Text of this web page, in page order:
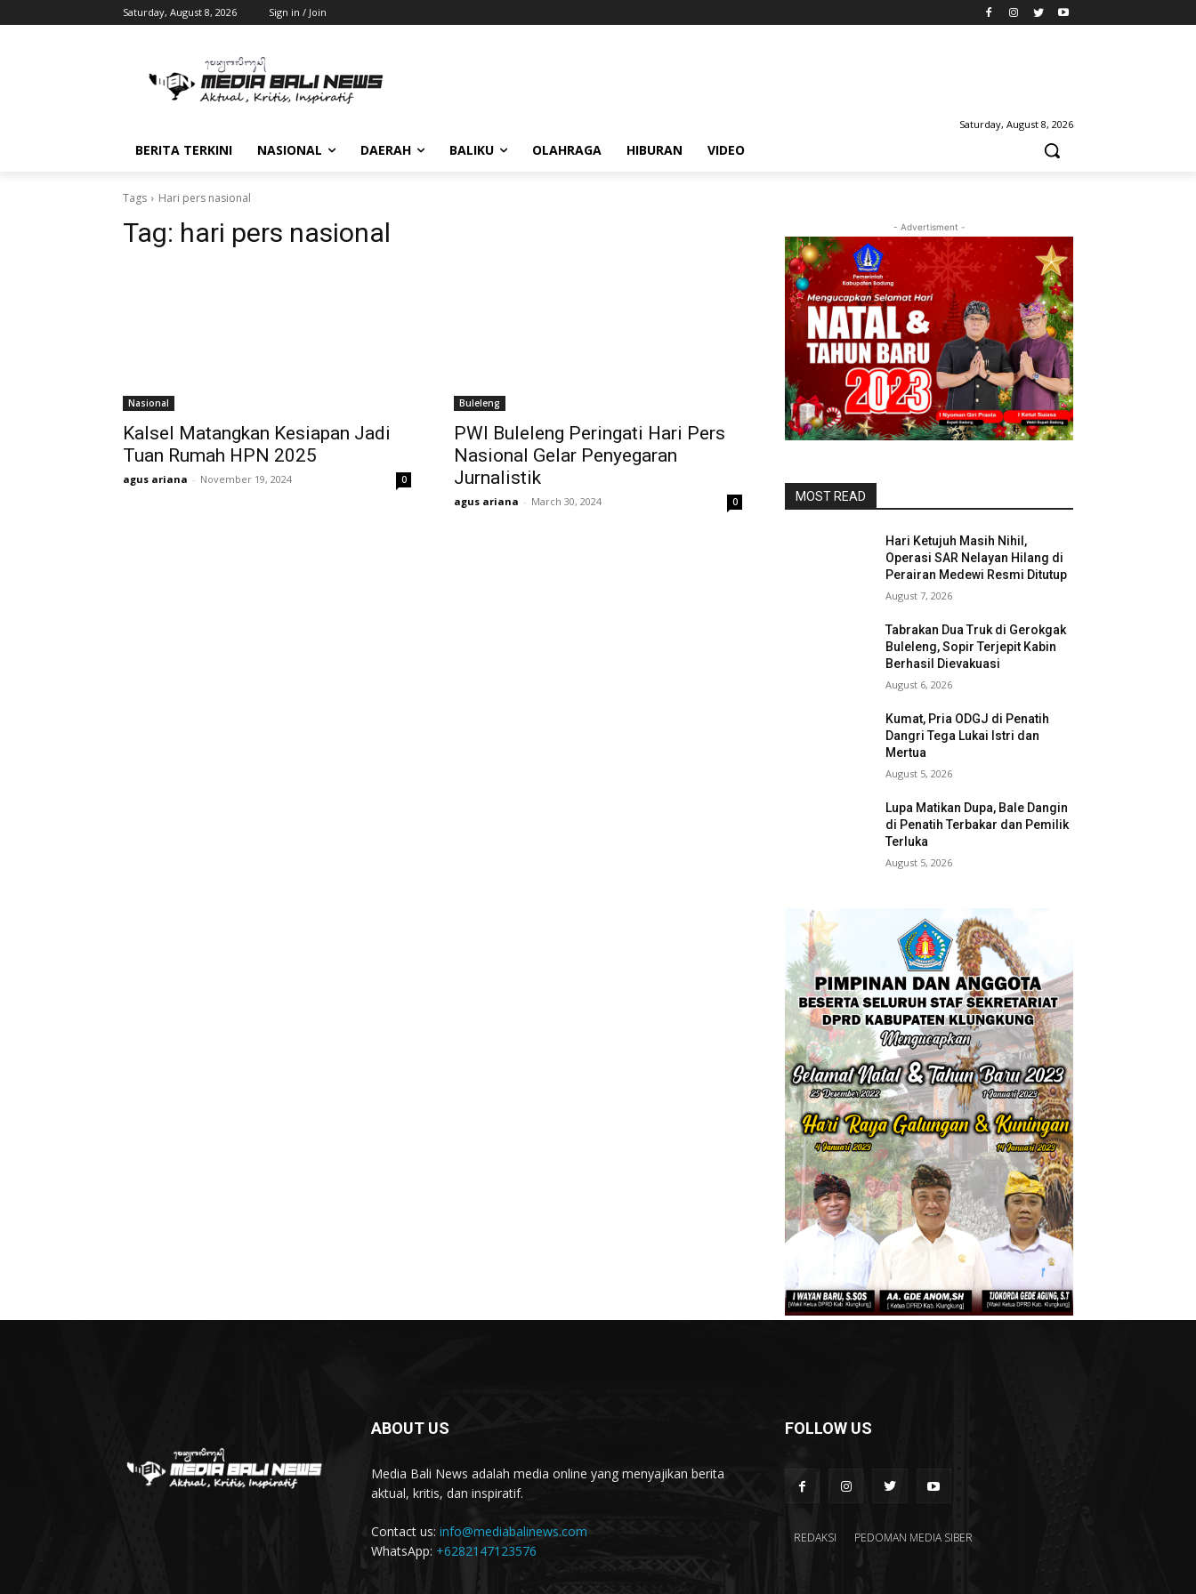
Saturday, August 8, 2026 Sign in / Join
Saturday, August 8, 2026
BERITA TERKINI NASIONAL DAERAH BALIKU OLAHRAGA HIBURAN VIDEO
Tags Hari pers nasional
Tag: hari pers nasional
Nasional
Kalsel Matangkan Kesiapan Jadi
Tuan Rumah HPN 2025
agus ariana - November 19, 2024 0
Buleleng
PWI Buleleng Peringati Hari Pers
Nasional Gelar Penyegaran
Jurnalistik
agus ariana - March 30, 2024 0
- Advertisment -
MOST READ
Hari Ketujuh Masih Nihil,
Operasi SAR Nelayan Hilang di
Perairan Medewi Resmi Ditutup
August 7, 2026
Tabrakan Dua Truk di Gerokgak
Buleleng, Sopir Terjepit Kabin
Berhasil Dievakuasi
August 6, 2026
Kumat, Pria ODGJ di Penatih
Dangri Tega Lukai Istri dan
Mertua
August 5, 2026
Lupa Matikan Dupa, Bale Dangin
di Penatih Terbakar dan Pemilik
Terluka
August 5, 2026
ABOUT US
Media Bali News adalah media online yang menyajikan berita
aktual, kritis, dan inspiratif.
Contact us: info@mediabalinews.com
WhatsApp: +6282147123576
FOLLOW US
REDAKSI PEDOMAN MEDIA SIBER